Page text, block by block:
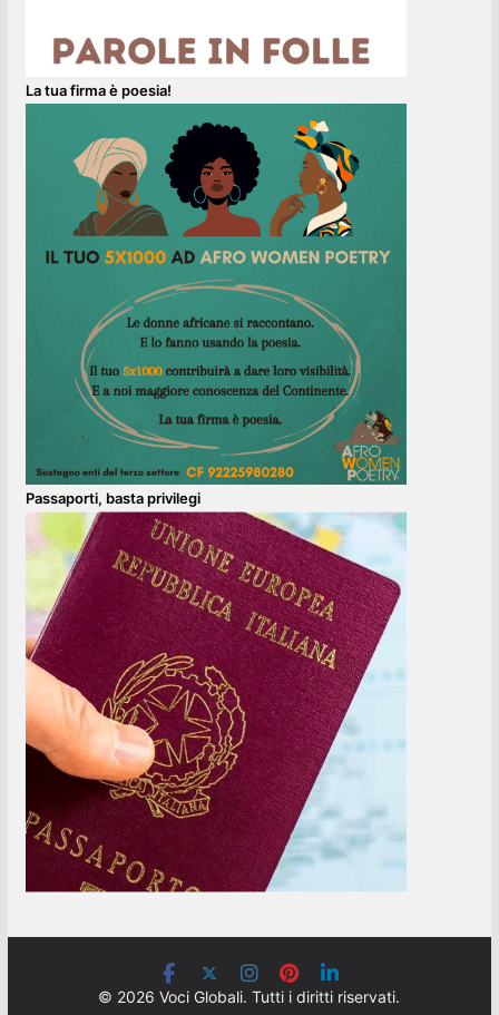
La tua firma è poesia!
Passaporti, basta privilegi
© 2026 Voci Globali. Tutti i diritti riservati.